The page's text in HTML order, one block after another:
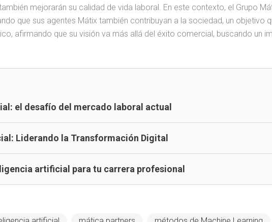
mejorarán su calidad de vida laboral. En este contexto, el Grupo
que sus agentes Mátix también contribuyan a la sociedad, un objetivo
afirmando que su visión va más allá del éxito comercial, buscando un
el desafío del mercado laboral actual
Liderando la Transformación Digital
artificial para tu carrera profesional